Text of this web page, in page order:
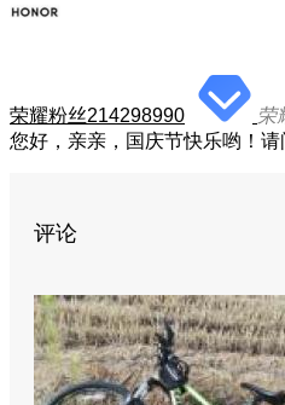
荣耀粉丝214298990 荣
您好，亲亲，国庆节快乐哟！
评论